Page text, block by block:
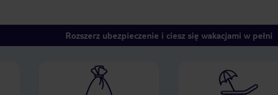
Rozszerz ubezpieczenie i ciesz się wakacjami w pełni